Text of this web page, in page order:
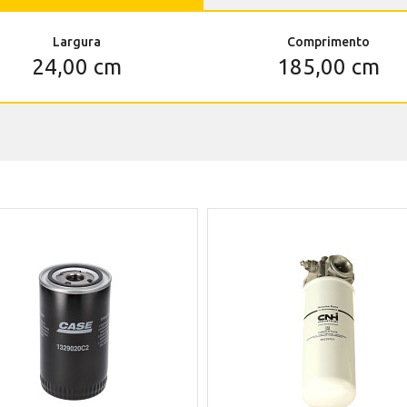
Largura
24,00 cm
Comprimento
185,00 cm